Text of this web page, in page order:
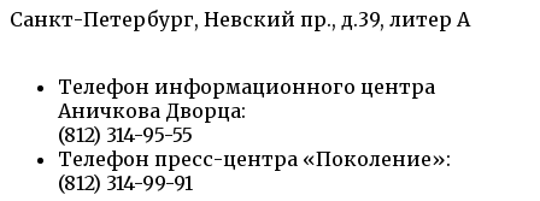
Санкт-Петербург, Невский пр., д.39, литер А
Телефон информационного центра
Аничкова Дворца:
(812) 314-95-55
Телефон пресс-центра «Поколение»:
(812) 314-99-91